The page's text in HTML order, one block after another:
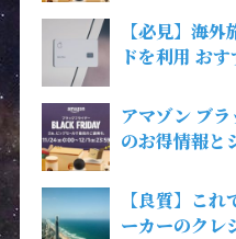
【必見】海
ドを利用 お
アマゾン ブ
のお得情報
【良質】こ
ーカーのクレ